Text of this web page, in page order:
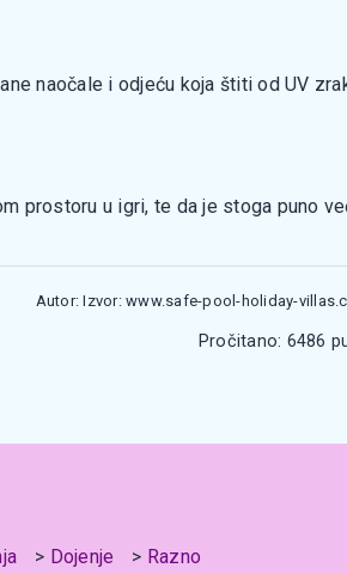
naočale i odjeću koja štiti od UV
prostoru u igri, te da je stoga puno
Autor: Izvor: www.safe-pool-holiday-
Pročitano: 6486
Dojenje Razno